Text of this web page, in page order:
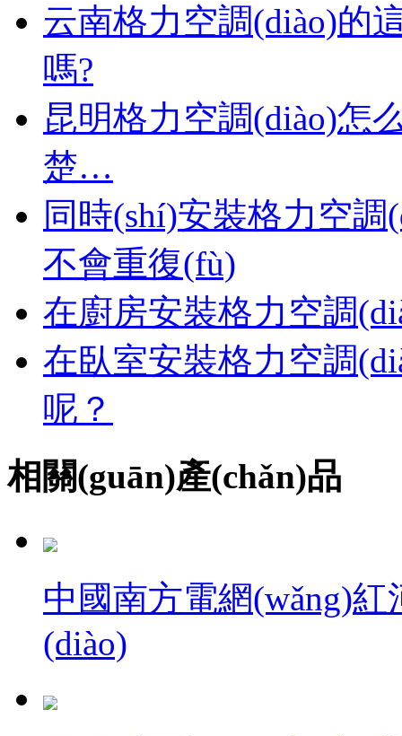
云南格力空調(diào)的
嗎?
昆明格力空調(diào)怎
楚…
同時(shí)安裝格力空調
不會重復(fù)
在廚房安裝格力空調
在臥室安裝格力空調
呢？
相關(guān)產(chǎn)品
中國南方電網(wǎng)
(diào)